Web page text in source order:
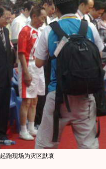
起跑现场为灾区默哀